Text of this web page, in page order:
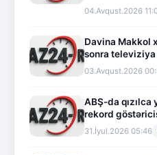
04.Avqust.2026
Davina Makkol
sonra
03.Avqust.2026
ABŞ-da qızılca
rekord
31.İyul.2026 05:46